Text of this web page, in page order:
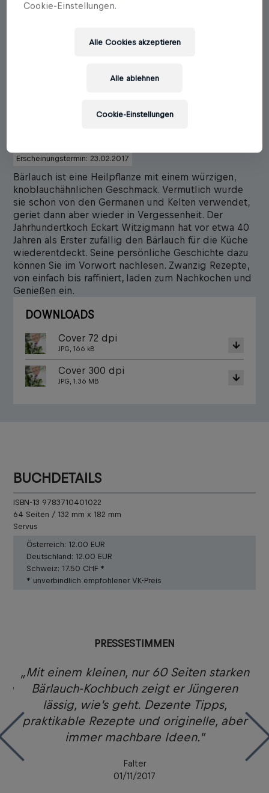
Meine besten
Erscheinungstermin: 23.02.2017
Bärlauch ist eine Heilpflanze mit einem würzigen,
knoblauchähnlichen Geschmack. Vermutlich wurde
sie schon von den Germanen und Kelten verwendet,
geriet dann aber wieder in Vergessenheit. Der
Jahrhundertkoch Eckart Witzigmann hat vor etwa 40
Jahren als Erster zufällig den Bärlauch für die Küche
wiederentdeckt. Seine persönliche Geschichte dazu
können Sie im Vorwort nachlesen. Zwanzig Rezepte,
von einfach bis raffiniert, laden zum Nachkochen und
Genießen ein.
DOWNLOADS
Cover 72 dpi
JPG, 166 kB
Cover 300 dpi
JPG, 1.36 MB
BUCHDETAILS
ISBN-13 9783710401022
64 Seiten / 132 mm x 182 mm
Servus
Österreich: 12.00 EUR
Deutschland: 12.00 EUR
Schweiz: 17.50 CHF *
* unverbindlich empfohlener VK-Preis
PRESSESTIMMEN
„Mit einem kleinen, nur 60 Seiten starken
Bärlauch-Kochbuch zeigt er Jüngeren
lässig, wie’s geht. Dezente Tipps,
praktikable Rezepte und originelle, aber
immer machbare Ideen.”
Falter
01/11/2017
Cookie-Einstellungen.
Alle ablehnen
Alle Cookies akzeptieren
Cookie-Einstellungen